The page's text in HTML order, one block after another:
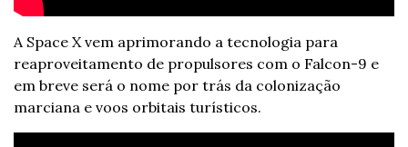
A Space X vem aprimorando a tecnologia para
reaproveitamento de propulsores com o Falcon-9 e
em breve será o nome por trás da colonização
marciana e voos orbitais turísticos.